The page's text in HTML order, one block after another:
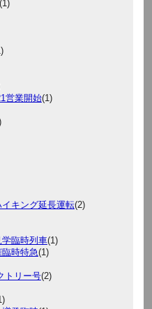
(1)
営業開始(1)
キング延長運転(2)
臨時列車(1)
時特急(1)
トリー号(2)